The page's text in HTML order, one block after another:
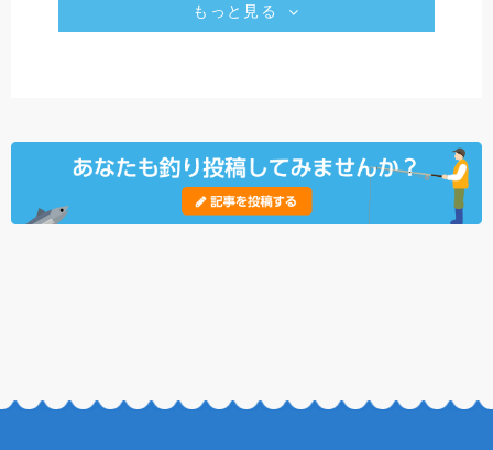
もっと見る